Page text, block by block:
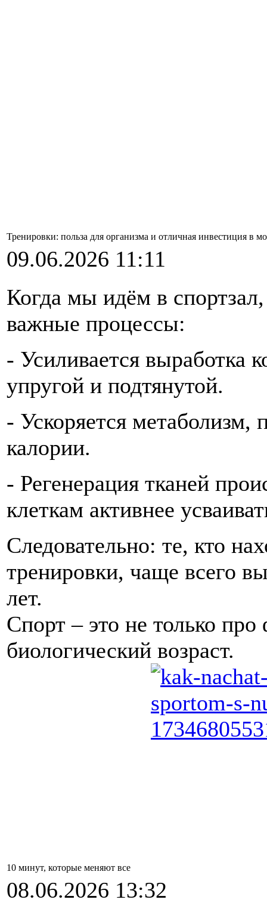
Тренировки: польза для организма и отличная инвестиция в
09.06.2026 11:11
Когда мы идём в
важные процессы:
- Усиливается выработка
упругой и подтянутой.
- Ускоряется метаболизм,
калории.
- Регенерация тканей
клеткам активнее
Следовательно: те, кто
тренировки, чаще всего
лет.
Спорт – это не только
биологический возраст.
10 минут, которые меняют все
08.06.2026 13:32